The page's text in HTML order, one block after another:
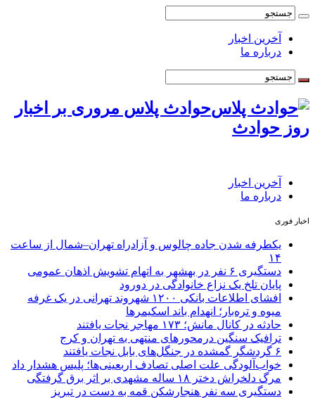
آخرین اخبار
درباره ما
حوادث پلاس مروری بر اخبار
روز حوادث
آخرین اخبار
درباره ما
اخبار فوری
یکطرفه شدن جاده چالوس و آزادراه تهران–شمال از ساعت
۱۴
دستگیری ۶ نفر در بهشهر به اتهام تشویش اذهان عمومی
پایان تلخ یک نزاع خانوادگی در دورود
افشای اطلاعات بانکی ۱۲۰۰ شهروند تهرانی در یک غرفه
میوه و تره‌بار؛ انهدام باند اسکیمرها
حادثه در کانال مانش؛ ۱۷۳ مهاجر نجات یافتند
ترافیک سنگین درمحورهای منتهی به تهران و کرج
۶ گردشگر گمشده در جنگل‌های بابل نجات یافتند
خواب‌آلودگی علت اصلی تصادف اربعینی‌ها؛ پلیس هشدار داد
مرگ دلخراش دختر ۱۸ ساله مشهدی بر اثر برق گرفتگی
دستگیری سه نفر هنجارشکن قمه به دست در تبریز